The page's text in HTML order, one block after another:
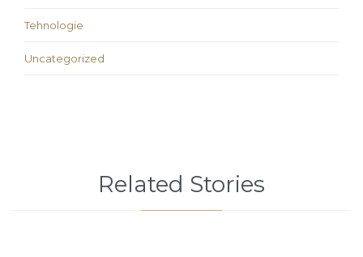
Tehnologie
Uncategorized
Related Stories